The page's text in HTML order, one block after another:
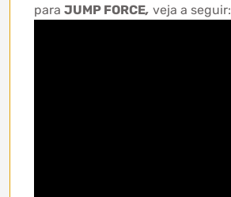
para JUMP FORCE, veja a seguir: